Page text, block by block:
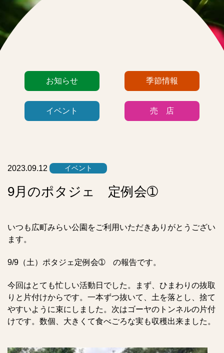
お知らせ 季節情報
イベント 売 店
2023.09.12 イベント
9月のポタジェ 定例会➀
いつも広町みらい公園をご利用いただきありがとうござい
ます。
9/9（土）ポタジェ定例会➀ の報告です。
今回はとても忙しい活動日でした。まず、ひまわりの抜取
りと片付けからです。一本ずつ抜いて、土を落とし、捨て
やすいように束にしました。次はゴーヤのトンネルの片付
けです。数個、大きくて食べごろな実も収穫出来ました。